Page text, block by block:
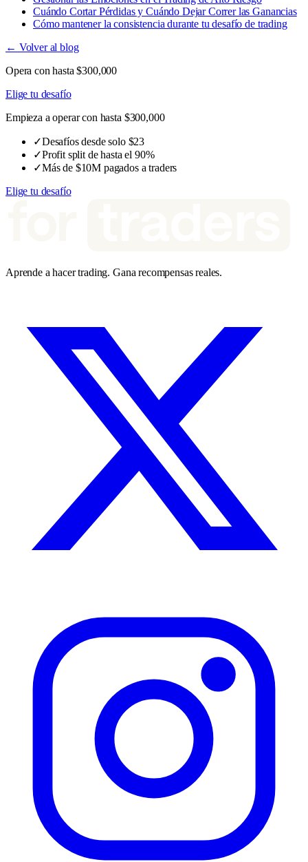
Cuándo Cortar Pérdidas y Cuándo Dejar Correr las Ganancias
Cómo mantener la consistencia durante tu desafío de trading
← Volver al blog
Opera con hasta $300,000
Elige tu desafío
Empieza a operar con hasta $300,000
✓Desafíos desde solo $23
✓Profit split de hasta el 90%
✓Más de $10M pagados a traders
Elige tu desafío
Aprende a hacer trading. Gana recompensas reales.